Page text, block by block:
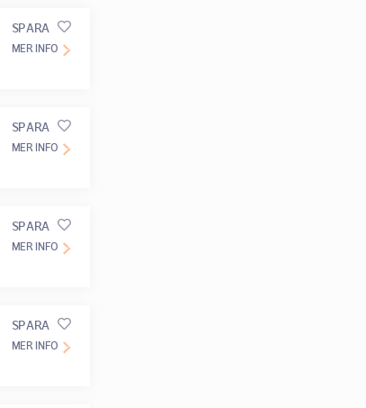
SPARA
MER INFO
SPARA
MER INFO
SPARA
MER INFO
SPARA
MER INFO